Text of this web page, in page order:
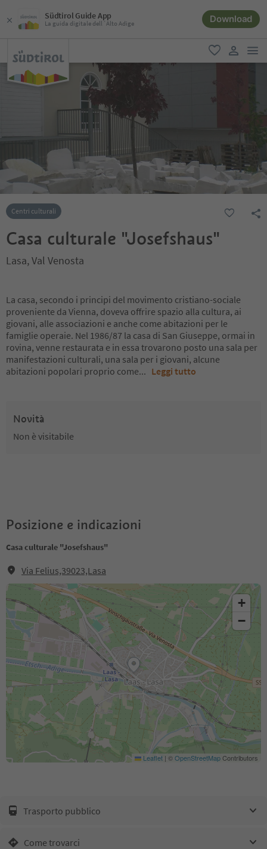
Südtirol Guide App
La guida digitale dell´Alto Adige Download
favoriti
user link
Centri culturali
Casa culturale "Josefshaus"
Lasa, Val Venosta
La casa, secondo i principi del movimento cristiano-sociale
proveniente da Vienna, doveva offrire spazio alla cultura, ai
giovani, alle associazioni e anche come abitazioni per le
famiglie operaie. Nel 1986/87 la casa di San Giuseppe, ormai in
rovina, venne restaurata e in essa trovarono posto una sala per
manifestazioni culturali, una sala per i giovani, alcune
abitazioni popolari proprio come... Leggi tutto
Novità
Non è visitabile
Posizione e indicazioni
Casa culturale "Josefshaus"
Via Felius,39023,Lasa
+
−
Leaflet | ©OpenStreetMapContributors
Trasporto pubblico
Come trovarci